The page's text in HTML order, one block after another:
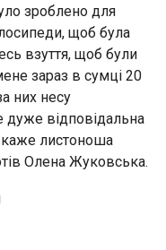
зроблено для
щоб була
взуття, щоб були
зараз в сумці 20
них несу
дуже відповідальна
каже листоноша
Олена Жуковська.